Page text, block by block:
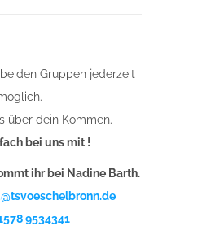
Gruppen jederzeit
über dein Kommen.
bei uns mit !
ihr bei Nadine Barth.
9534341